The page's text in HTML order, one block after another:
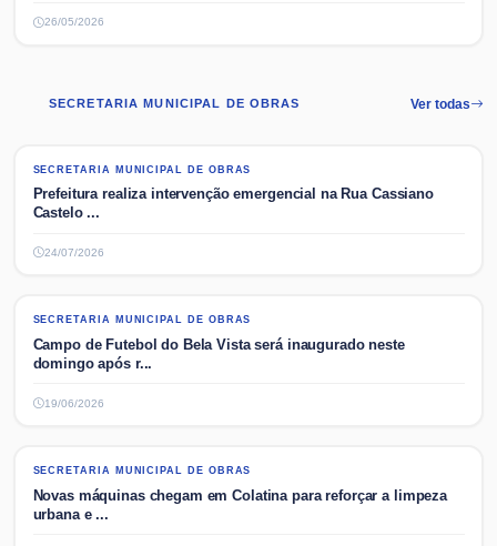
26/05/2026
SECRETARIA MUNICIPAL DE OBRAS Ver todas
SECRETARIA MUNICIPAL DE OBRAS
SECRETARIA MUNICIPAL DE OBRAS
Prefeitura realiza intervenção emergencial na Rua Cassiano
Castelo ...
24/07/2026
SECRETARIA MUNICIPAL DE OBRAS
SECRETARIA MUNICIPAL DE OBRAS
Campo de Futebol do Bela Vista será inaugurado neste
domingo após r...
19/06/2026
SECRETARIA MUNICIPAL DE OBRAS
SECRETARIA MUNICIPAL DE OBRAS
Novas máquinas chegam em Colatina para reforçar a limpeza
urbana e ...